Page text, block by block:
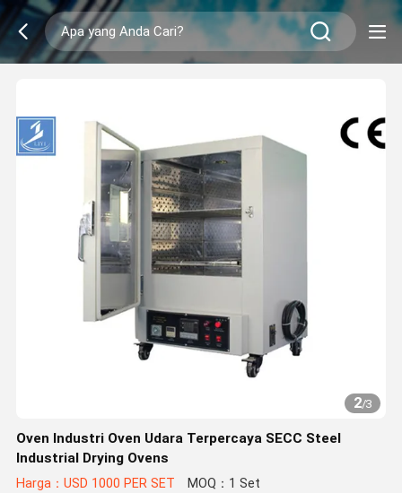
2/3
Oven Industri Oven Udara Terpercaya SECC Steel
Industrial Drying Ovens
Harga：USD 1000 PER SET MOQ：1 Set